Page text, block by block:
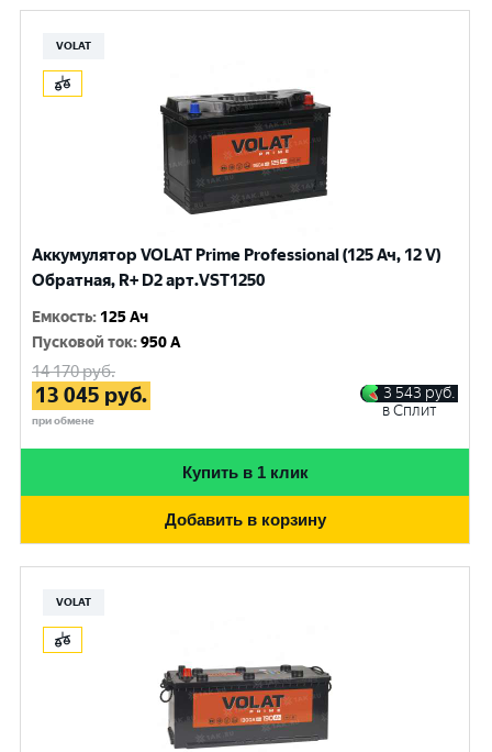
VOLAT
Аккумулятор VOLAT Prime Professional (125 Ач, 12 V)
Обратная, R+ D2 арт.VST1250
Емкость: 125 Ач
Пусковой ток:950 A
14 170руб.
13 045 руб.
при обмене
3 543 руб.
в Сплит
Купить в 1 клик
Добавить в корзину
VOLAT